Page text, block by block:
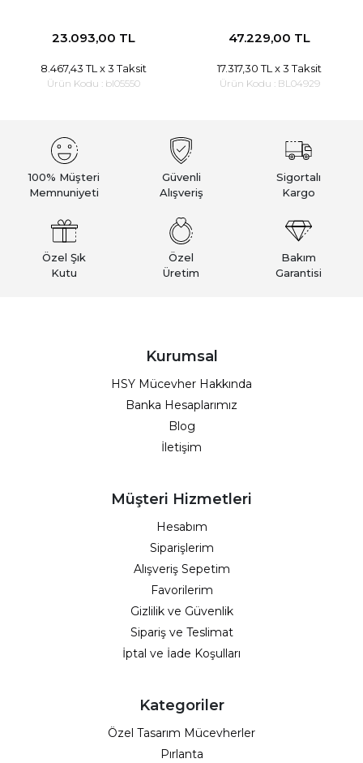
23.093,00 TL
8.467,43 TL x 3 Taksit
Ürün Kodu : bl05550
47.229,00 TL
17.317,30 TL x 3 Taksit
Ürün Kodu : BL04929
100% Müşteri
Memnuniyeti
Güvenli
Alışveriş
Sigortalı
Kargo
Özel Şık
Kutu
Özel
Üretim
Bakım
Garantisi
Kurumsal
HSY Mücevher Hakkında
Banka Hesaplarımız
Blog
İletişim
Müşteri Hizmetleri
Hesabım
Siparişlerim
Alışveriş Sepetim
Favorilerim
Gizlilik ve Güvenlik
Sipariş ve Teslimat
İptal ve İade Koşulları
Kategoriler
Özel Tasarım Mücevherler
Pırlanta